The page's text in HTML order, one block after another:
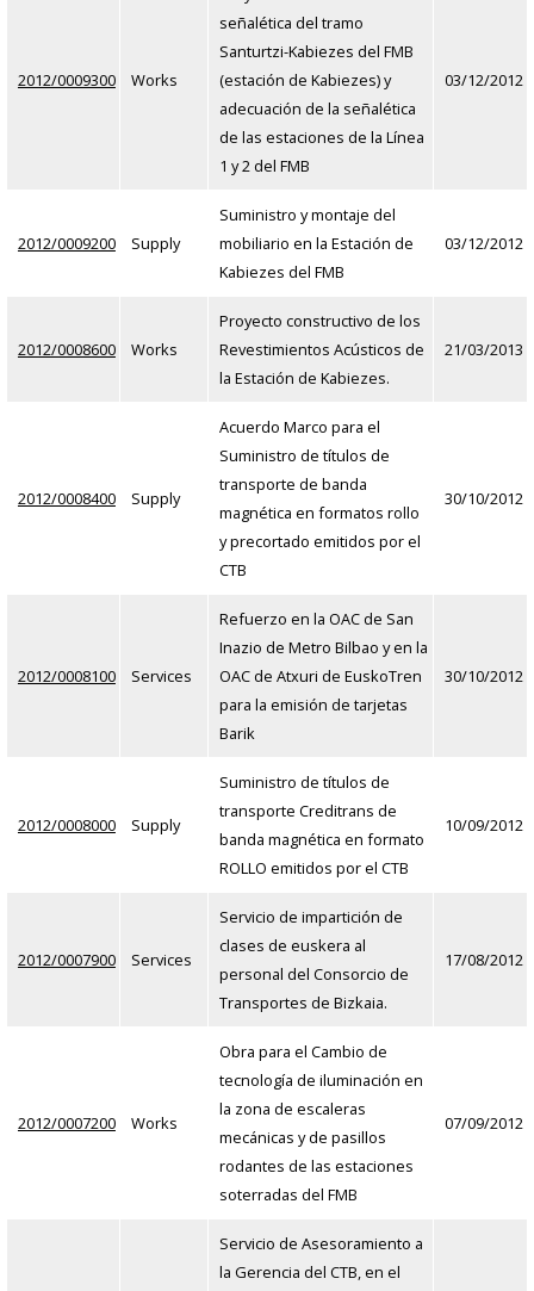
2012/0009300 Works
señalética del tramo
Santurtzi-Kabiezes del FMB
(estación de Kabiezes) y
adecuación de la señalética
de las estaciones de la Línea
1 y 2 del FMB
03/12/2012
2012/0009200 Supply
Suministro y montaje del
mobiliario en la Estación de
Kabiezes del FMB
03/12/2012
2012/0008600 Works
Proyecto constructivo de los
Revestimientos Acústicos de
la Estación de Kabiezes.
21/03/2013
2012/0008400 Supply
Acuerdo Marco para el
Suministro de títulos de
transporte de banda
magnética en formatos rollo
y precortado emitidos por el
CTB
30/10/2012
2012/0008100 Services
Refuerzo en la OAC de San
Inazio de Metro Bilbao y en la
OAC de Atxuri de EuskoTren
para la emisión de tarjetas
Barik
30/10/2012
2012/0008000 Supply
Suministro de títulos de
transporte Creditrans de
banda magnética en formato
ROLLO emitidos por el CTB
10/09/2012
2012/0007900 Services
Servicio de impartición de
clases de euskera al
personal del Consorcio de
Transportes de Bizkaia.
17/08/2012
2012/0007200 Works
Obra para el Cambio de
tecnología de iluminación en
la zona de escaleras
mecánicas y de pasillos
rodantes de las estaciones
soterradas del FMB
07/09/2012
Servicio de Asesoramiento a
la Gerencia del CTB, en el